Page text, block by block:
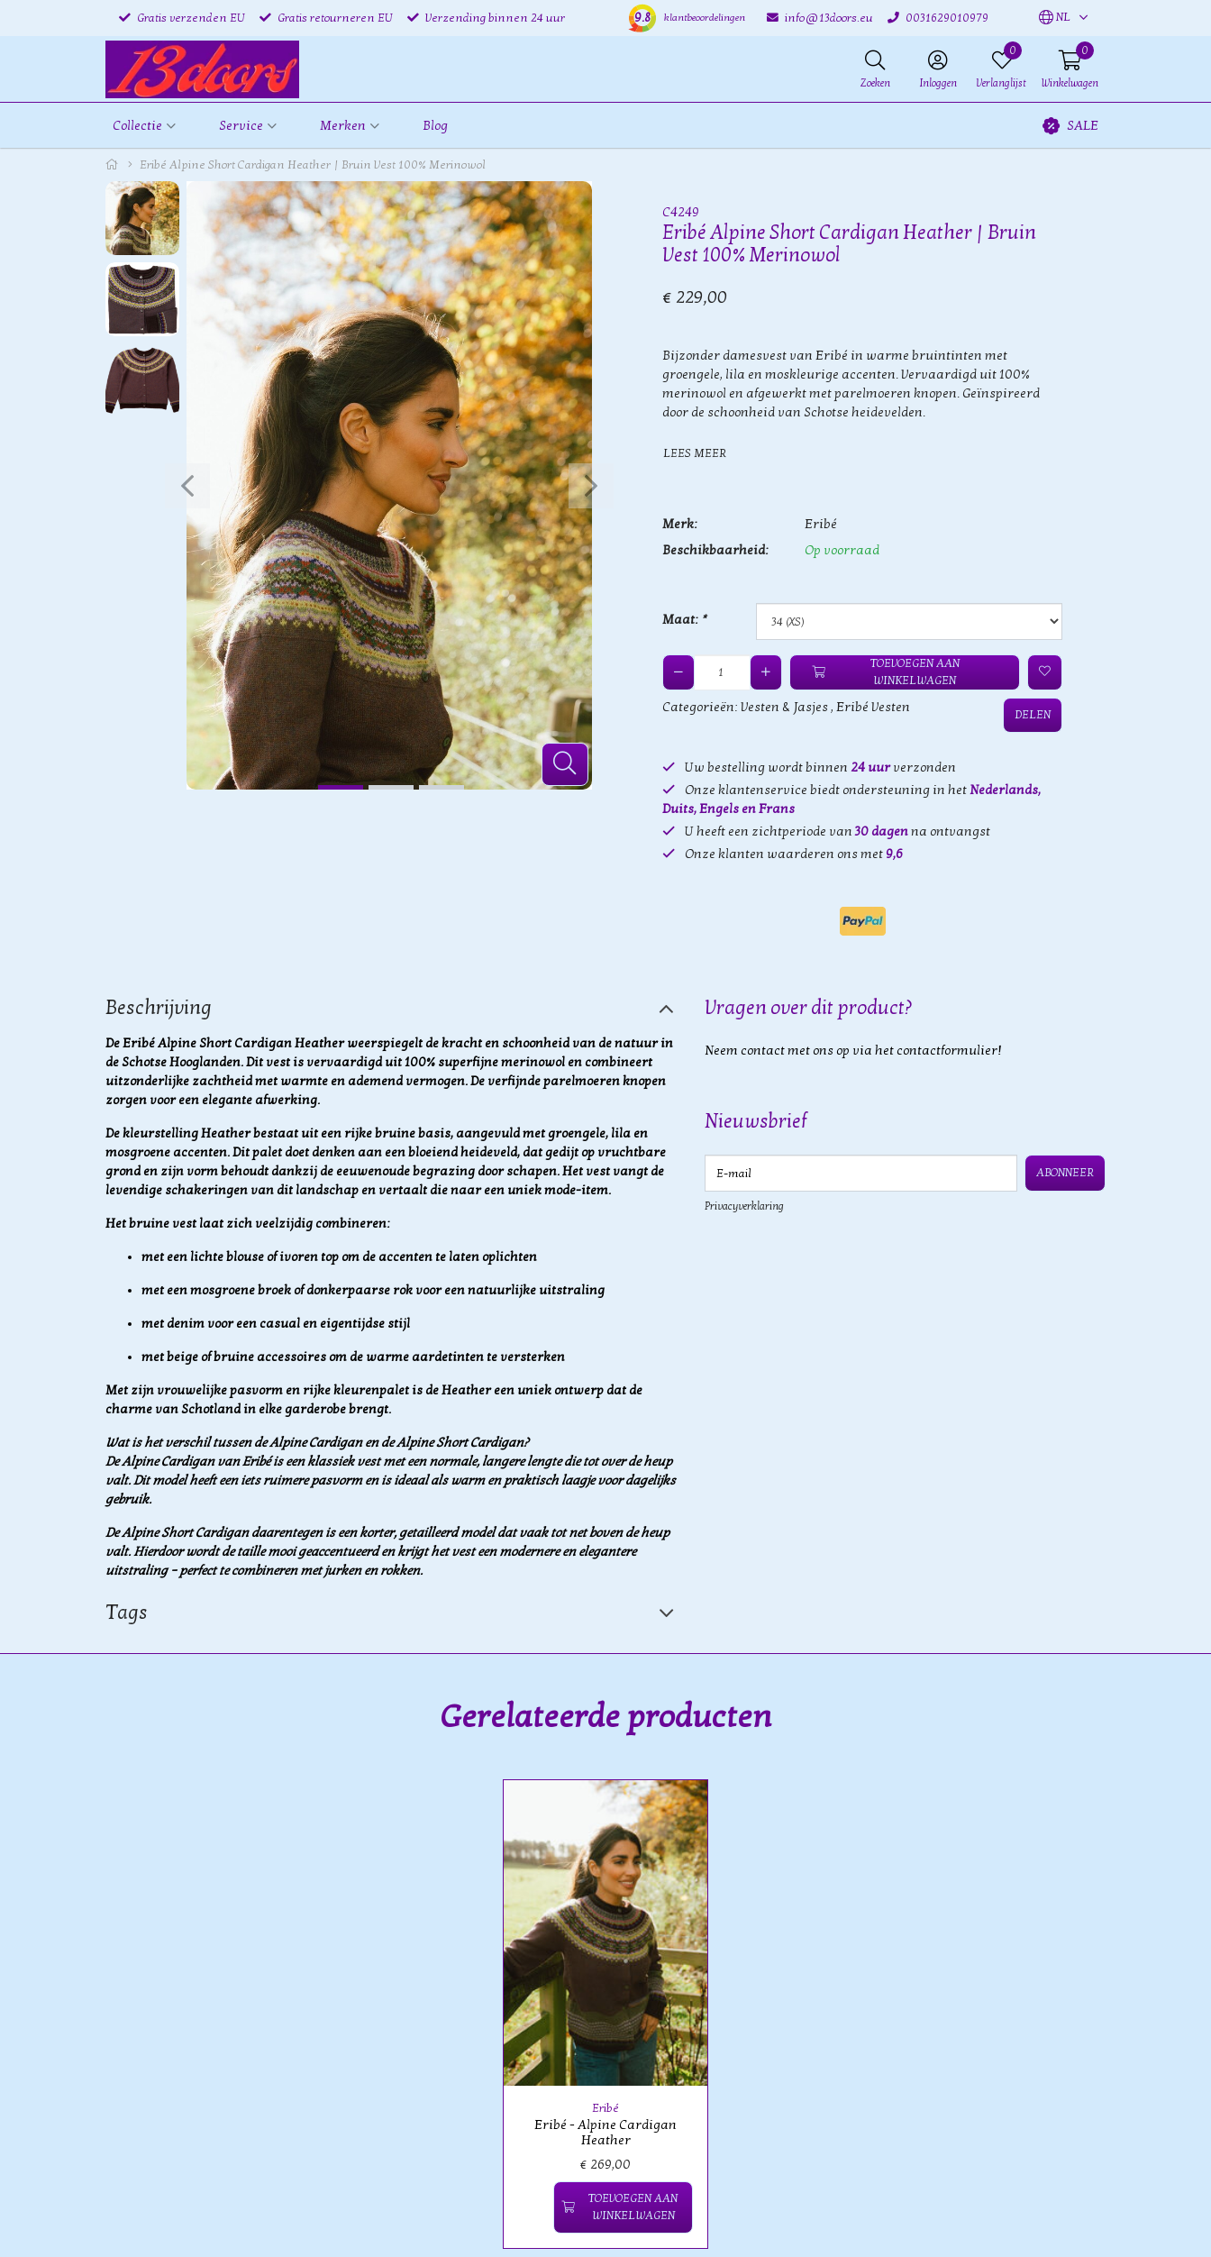
Gratis verzenden EU Gratis retourneren EU Verzending binnen 24 uur 9.8 klantbeoordelingen info@13doors.eu 0031629010979 NL
Zoeken Inloggen
0
Verlanglijst
0
Winkelwagen
Collectie Service Merken Blog SALE
Eribé Alpine Short Cardigan Heather | Bruin Vest 100% Merinowol
C4249
Eribé Alpine Short Cardigan Heather | Bruin
Vest 100% Merinowol
€ 229,00
Bijzonder damesvest van Eribé in warme bruintinten met
groengele, lila en moskleurige accenten. Vervaardigd uit 100%
merinowol en afgewerkt met parelmoeren knopen. Geïnspireerd
door de schoonheid van Schotse heidevelden.
LEES MEER
Merk:
Eribé
Beschikbaarheid:
Op voorraad
Maat: *
TOEVOEGEN AAN
WINKELWAGEN
Categorieën: Vesten & Jasjes, Eribé Vesten DELEN
Uw bestelling wordt binnen 24 uurverzonden
Onze klantenservice biedt ondersteuning in hetNederlands,
Duits, Engels en Frans
U heeft een zichtperiode van30 dagenna ontvangst
Onze klanten waarderen ons met 9,6
Beschrijving
De Eribé Alpine Short Cardigan Heather weerspiegelt de kracht en schoonheid van de natuur in
de Schotse Hooglanden. Dit vest is vervaardigd uit 100% superfijne merinowol en combineert
uitzonderlijke zachtheid met warmte en ademend vermogen. De verfijnde parelmoeren knopen
zorgen voor een elegante afwerking.
De kleurstelling Heather bestaat uit een rijke bruine basis, aangevuld met groengele, lila en
mosgroene accenten. Dit palet doet denken aan een bloeiend heideveld, dat gedijt op vruchtbare
grond en zijn vorm behoudt dankzij de eeuwenoude begrazing door schapen. Het vest vangt de
levendige schakeringen van dit landschap en vertaalt die naar een uniek mode-item.
Het bruine vest laat zich veelzijdig combineren:
met een lichte blouse of ivoren top om de accenten te laten oplichten
met een mosgroene broek of donkerpaarse rok voor een natuurlijke uitstraling
met denim voor een casual en eigentijdse stijl
met beige of bruine accessoires om de warme aardetinten te versterken
Met zijn vrouwelijke pasvorm en rijke kleurenpalet is de Heather een uniek ontwerp dat de
charme van Schotland in elke garderobe brengt.
Wat is het verschil tussen de Alpine Cardigan en de Alpine Short Cardigan?
De Alpine Cardigan van Eribé is een klassiek vest met een normale, langere lengte die tot over de heup
valt. Dit model heeft een iets ruimere pasvorm en is ideaal als warm en praktisch laagje voor dagelijks
gebruik.
De Alpine Short Cardigan daarentegen is een korter, getailleerd model dat vaak tot net boven de heup
valt. Hierdoor wordt de taille mooi geaccentueerd en krijgt het vest een modernere en elegantere
uitstraling – perfect te combineren met jurken en rokken.
Tags
Vragen over dit product?
Neem contact met ons op via het contactformulier!
Nieuwsbrief
E-mail
ABONNEER
Privacyverklaring
Gerelateerde producten
Eribé
Eribé - Alpine Cardigan
Heather
€ 269,00
TOEVOEGEN AAN
WINKELWAGEN